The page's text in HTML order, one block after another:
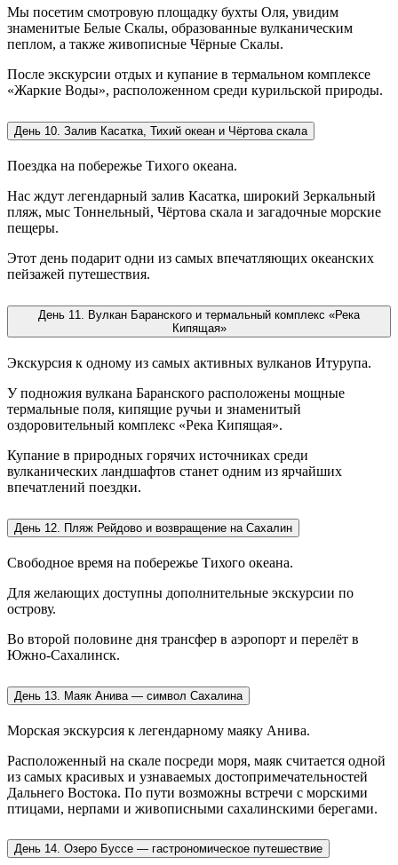
Мы посетим смотровую площадку бухты Оля, увидим
знаменитые Белые Скалы, образованные вулканическим
пеплом, а также живописные Чёрные Скалы.
После экскурсии отдых и купание в термальном комплексе
«Жаркие Воды», расположенном среди курильской природы.
День 10. Залив Касатка, Тихий океан и Чёртова скала
Поездка на побережье Тихого океана.
Нас ждут легендарный залив Касатка, широкий Зеркальный
пляж, мыс Тоннельный, Чёртова скала и загадочные морские
пещеры.
Этот день подарит одни из самых впечатляющих океанских
пейзажей путешествия.
День 11. Вулкан Баранского и термальный комплекс «Река
Кипящая»
Экскурсия к одному из самых активных вулканов Итурупа.
У подножия вулкана Баранского расположены мощные
термальные поля, кипящие ручьи и знаменитый
оздоровительный комплекс «Река Кипящая».
Купание в природных горячих источниках среди
вулканических ландшафтов станет одним из ярчайших
впечатлений поездки.
День 12. Пляж Рейдово и возвращение на Сахалин
Свободное время на побережье Тихого океана.
Для желающих доступны дополнительные экскурсии по
острову.
Во второй половине дня трансфер в аэропорт и перелёт в
Южно-Сахалинск.
День 13. Маяк Анива — символ Сахалина
Морская экскурсия к легендарному маяку Анива.
Расположенный на скале посреди моря, маяк считается одной
из самых красивых и узнаваемых достопримечательностей
Дальнего Востока. По пути возможны встречи с морскими
птицами, нерпами и живописными сахалинскими берегами.
День 14. Озеро Буссе — гастрономическое путешествие